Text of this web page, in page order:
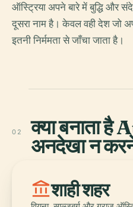
ऑस्ट्रिया अपने बारे में बुद्धि और
दूसरा नाम है। केवल वही देश जो
इतनी निर्ममता से जाँचा जाता है।
02 क्या बनाता
अनदेखा न
account_balanceशाही शहर